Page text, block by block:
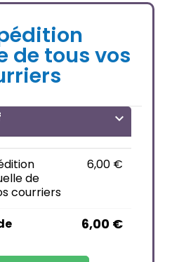
de tous vos
expand_more
de
courriers
6,00 €
6,00 €